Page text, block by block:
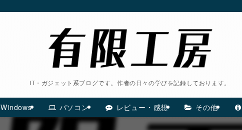
IT・ガジェット系ブログです。作者の日々の学びを記録しております。
Windows パソコン レビュー・感想 その他